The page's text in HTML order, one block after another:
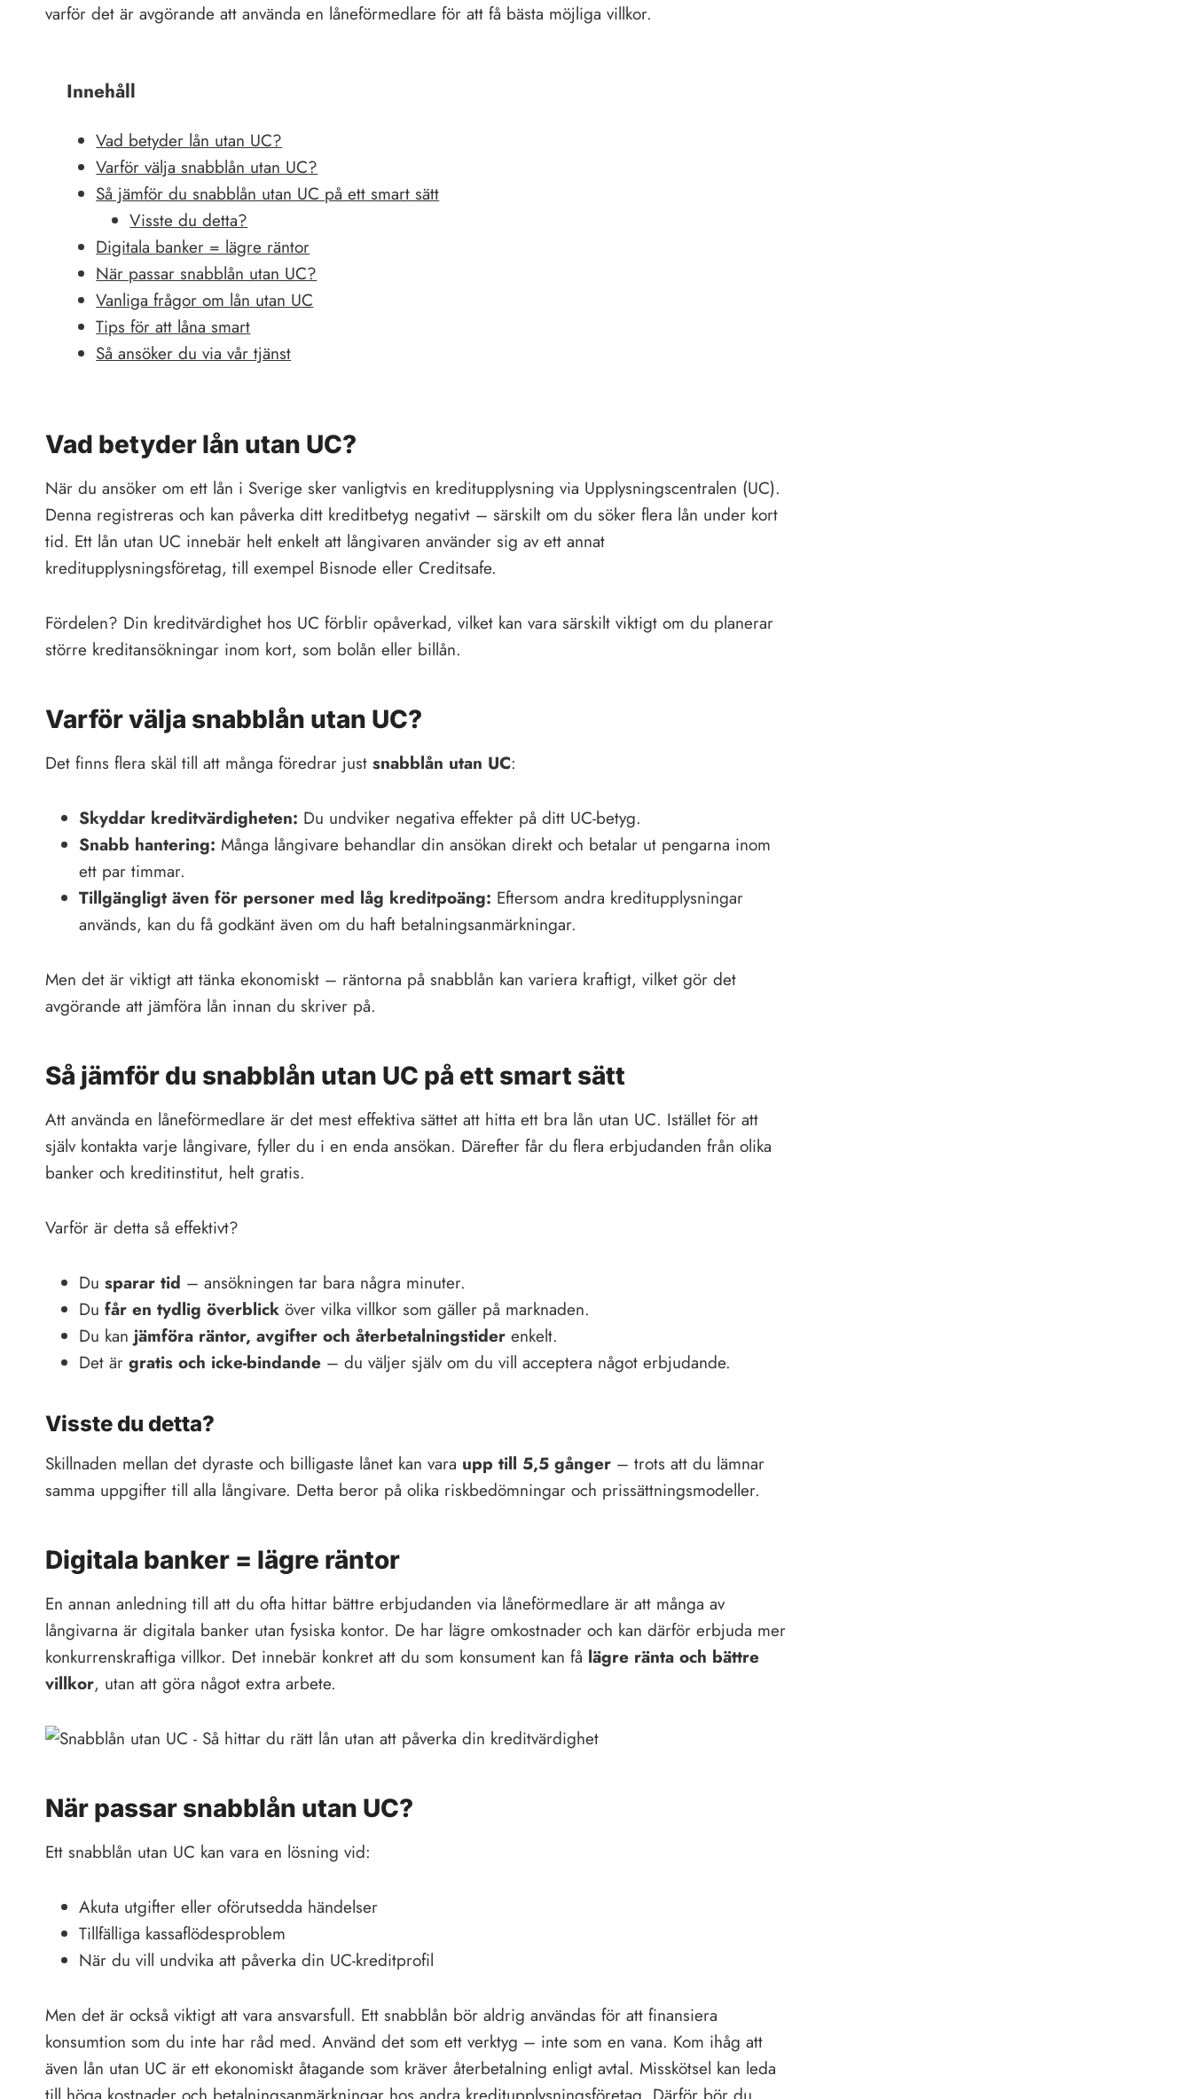
varför det är avgörande att använda en låneförmedlare för att få bästa möjliga villkor.
Innehåll
Vad betyder lån utan UC?
Varför välja snabblån utan UC?
Så jämför du snabblån utan UC på ett smart sätt
Visste du detta?
Digitala banker = lägre räntor
När passar snabblån utan UC?
Vanliga frågor om lån utan UC
Tips för att låna smart
Så ansöker du via vår tjänst
Vad betyder lån utan UC?
När du ansöker om ett lån i Sverige sker vanligtvis en kreditupplysning via Upplysningscentralen (UC).
Denna registreras och kan påverka ditt kreditbetyg negativt – särskilt om du söker flera lån under kort
tid. Ett lån utan UC innebär helt enkelt att långivaren använder sig av ett annat
kreditupplysningsföretag, till exempel Bisnode eller Creditsafe.
Fördelen? Din kreditvärdighet hos UC förblir opåverkad, vilket kan vara särskilt viktigt om du planerar
större kreditansökningar inom kort, som bolån eller billån.
Varför välja snabblån utan UC?
Det finns flera skäl till att många föredrar just snabblån utan UC:
Skyddar kreditvärdigheten: Du undviker negativa effekter på ditt UC-betyg.
Snabb hantering: Många långivare behandlar din ansökan direkt och betalar ut pengarna inom
ett par timmar.
Tillgängligt även för personer med låg kreditpoäng: Eftersom andra kreditupplysningar
används, kan du få godkänt även om du haft betalningsanmärkningar.
Men det är viktigt att tänka ekonomiskt – räntorna på snabblån kan variera kraftigt, vilket gör det
avgörande att jämföra lån innan du skriver på.
Så jämför du snabblån utan UC på ett smart sätt
Att använda en låneförmedlare är det mest effektiva sättet att hitta ett bra lån utan UC. Istället för att
själv kontakta varje långivare, fyller du i en enda ansökan. Därefter får du flera erbjudanden från olika
banker och kreditinstitut, helt gratis.
Varför är detta så effektivt?
Du sparar tid – ansökningen tar bara några minuter.
Du får en tydlig överblick över vilka villkor som gäller på marknaden.
Du kan jämföra räntor, avgifter och återbetalningstider enkelt.
Det är gratis och icke-bindande – du väljer själv om du vill acceptera något erbjudande.
Visste du detta?
Skillnaden mellan det dyraste och billigaste lånet kan vara upp till 5,5 gånger – trots att du lämnar
samma uppgifter till alla långivare. Detta beror på olika riskbedömningar och prissättningsmodeller.
Digitala banker = lägre räntor
En annan anledning till att du ofta hittar bättre erbjudanden via låneförmedlare är att många av
långivarna är digitala banker utan fysiska kontor. De har lägre omkostnader och kan därför erbjuda mer
konkurrenskraftiga villkor. Det innebär konkret att du som konsument kan få lägre ränta och bättre
villkor, utan att göra något extra arbete.
När passar snabblån utan UC?
Ett snabblån utan UC kan vara en lösning vid:
Akuta utgifter eller oförutsedda händelser
Tillfälliga kassaflödesproblem
När du vill undvika att påverka din UC-kreditprofil
Men det är också viktigt att vara ansvarsfull. Ett snabblån bör aldrig användas för att finansiera
konsumtion som du inte har råd med. Använd det som ett verktyg – inte som en vana. Kom ihåg att
även lån utan UC är ett ekonomiskt åtagande som kräver återbetalning enligt avtal. Misskötsel kan leda